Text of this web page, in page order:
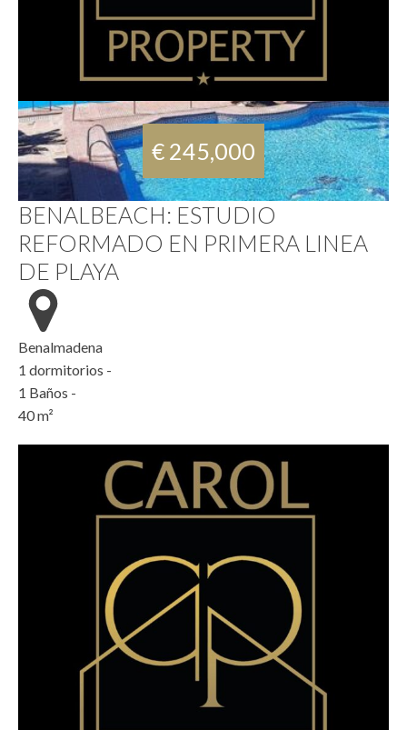
€ 245,000
BENALBEACH: ESTUDIO
REFORMADO EN PRIMERA LINEA
DE PLAYA
Benalmadena
1 dormitorios -
1 Baños -
40m²